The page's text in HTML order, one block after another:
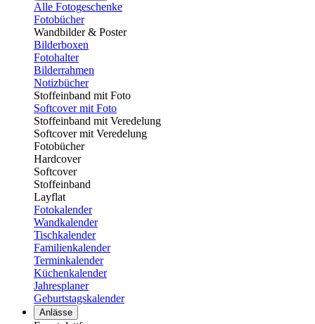
Alle Fotogeschenke
Fotobücher
Wandbilder & Poster
Bilderboxen
Fotohalter
Bilderrahmen
Notizbücher
Stoffeinband mit Foto
Softcover mit Foto
Stoffeinband mit Veredelung
Softcover mit Veredelung
Fotobücher
Hardcover
Softcover
Stoffeinband
Layflat
Fotokalender
Wandkalender
Tischkalender
Familienkalender
Terminkalender
Küchenkalender
Jahresplaner
Geburtstagskalender
Anlässe